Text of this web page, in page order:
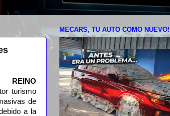
REINO
turismo
de
a la
MECARS, TU AUTO COMO NUEVO!